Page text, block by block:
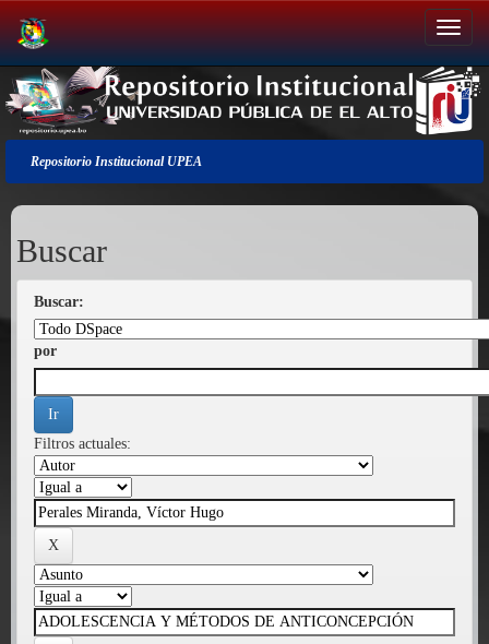
Salir
de
la
navegación
Repositorio Institucional UPEA
Buscar
Buscar:
por
Filtros actuales: